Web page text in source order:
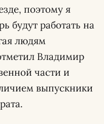
поэтому я
будут работать на
людям
Владимир
части и
выпускники